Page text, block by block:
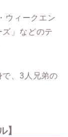
ウィークエン
ズ」などのテ
で、3人兄弟の
】